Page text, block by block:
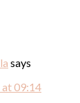
says
at 09:14